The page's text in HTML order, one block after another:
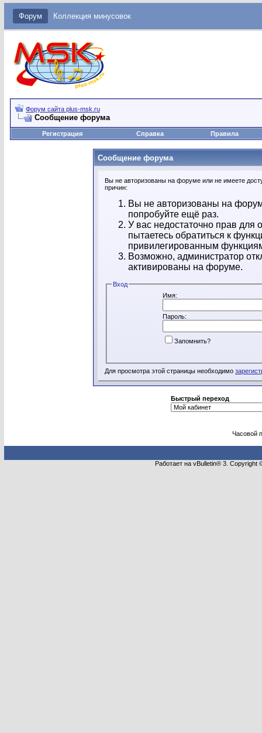
Форум Коллекция минусовок
Форум сайта plus-msk.ru
Сообщение форума
Регистрация Справка Правила
Сообщение форума
Вы не авторизованы на форуме или не имеете
причин:
Вы не авторизованы на
попробуйте ещё раз.
У вас недостаточно прав
пытаетесь обратиться к
привилегированным
Возможно, администратор
активированы на форуме.
Вход
Имя:
Пароль:
Запомнить?
Для просмотра этой страницы необходимо
Быстрый переход
Часовой
Работает на vBulletin® 3.